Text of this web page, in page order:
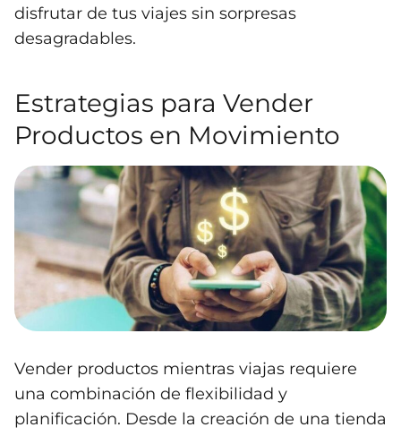
disfrutar de tus viajes sin sorpresas
desagradables.
Estrategias para Vender
Productos en Movimiento
Vender productos mientras viajas requiere
una combinación de flexibilidad y
planificación. Desde la creación de una tienda